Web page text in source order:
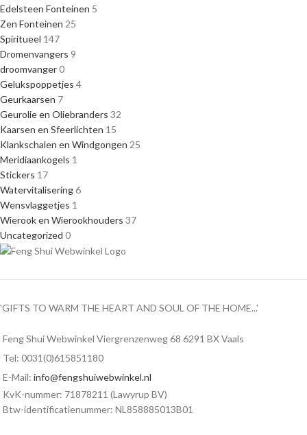
Edelsteen Fonteinen 5
Zen Fonteinen 25
Spiritueel 147
Dromenvangers 9
droomvanger0
Gelukspoppetjes 4
Geurkaarsen 7
Geurolie en Oliebranders 32
Kaarsen en Sfeerlichten 15
Klankschalen en Windgongen 25
Meridiaankogels 1
Stickers 17
Watervitalisering6
Wensvlaggetjes 1
Wierook en Wierookhouders 37
Uncategorized 0
'GIFTS TO WARM THE HEART AND SOUL OF THE HOME...'
Feng Shui Webwinkel Viergrenzenweg 68 6291 BX Vaals
Tel: 0031(0)615851180
E-Mail: info@fengshuiwebwinkel.nl
KvK-nummer: 71878211 (Lawyrup BV)
Btw-identificatienummer: NL858885013B01